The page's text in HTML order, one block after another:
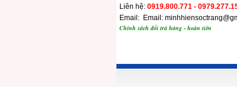
Liên hệ: 0919.800.771 -
Email: Email:
Chính sách đổi trả hàng - hoàn tiền